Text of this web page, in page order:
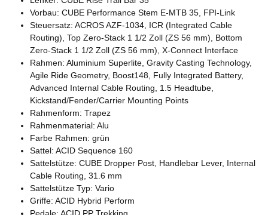
Vorbau: CUBE Performance Stem E-MTB 35, FPI-Link
Steuersatz: ACROS AZF-1034, ICR (Integrated Cable
Routing), Top Zero-Stack 1 1/2 Zoll (ZS 56 mm), Bottom
Zero-Stack 1 1/2 Zoll (ZS 56 mm), X-Connect Interface
Rahmen: Aluminium Superlite, Gravity Casting Technology,
Agile Ride Geometry, Boost148, Fully Integrated Battery,
Advanced Internal Cable Routing, 1.5 Headtube,
Kickstand/Fender/Carrier Mounting Points
Rahmenform: Trapez
Rahmenmaterial: Alu
Farbe Rahmen: grün
Sattel: ACID Sequence 160
Sattelstütze: CUBE Dropper Post, Handlebar Lever, Internal
Cable Routing, 31.6 mm
Sattelstütze Typ: Vario
Griffe: ACID Hybrid Perform
Pedale: ACID PP Trekking